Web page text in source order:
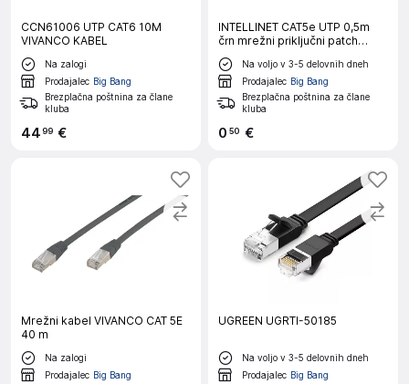
CCN61006 UTP CAT6 10M
VIVANCO KABEL
Na zalogi
Prodajalec Big Bang
Brezplačna poštnina za člane
kluba
4499 €
INTELLINET CAT5e UTP 0,5m
črn mrežni priključni patch
kabel
Na voljo v 3-5 delovnih dneh
Prodajalec Big Bang
Brezplačna poštnina za člane
kluba
0 50 €
Mrežni kabel VIVANCO CAT 5E
40 m
Na zalogi
Prodajalec Big Bang
UGREEN UGRTI-50185
Na voljo v 3-5 delovnih dneh
Prodajalec Big Bang